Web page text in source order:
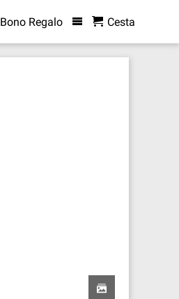
Bono Regalo Cesta